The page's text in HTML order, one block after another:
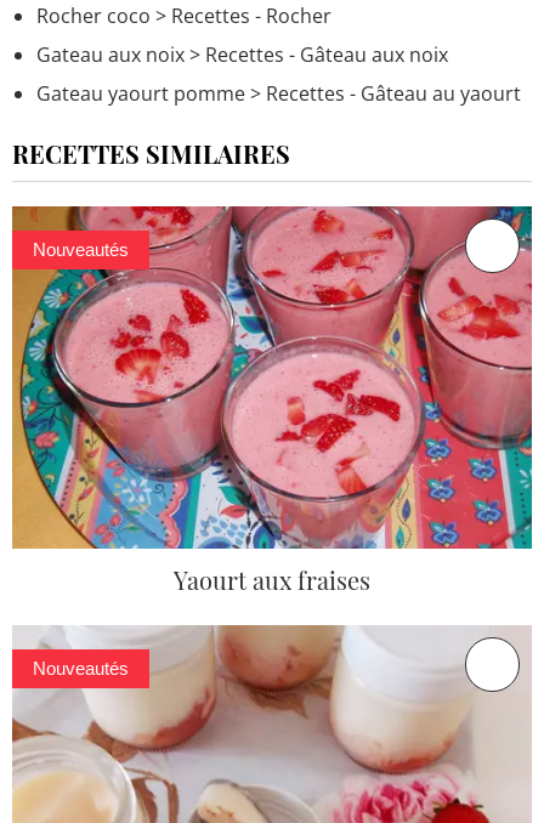
Rocher coco > Recettes - Rocher
Gateau aux noix> Recettes - Gâteau aux noix
Gateau yaourt pomme> Recettes - Gâteau au yaourt
RECETTES SIMILAIRES
Nouveautés
Yaourt aux fraises
Nouveautés